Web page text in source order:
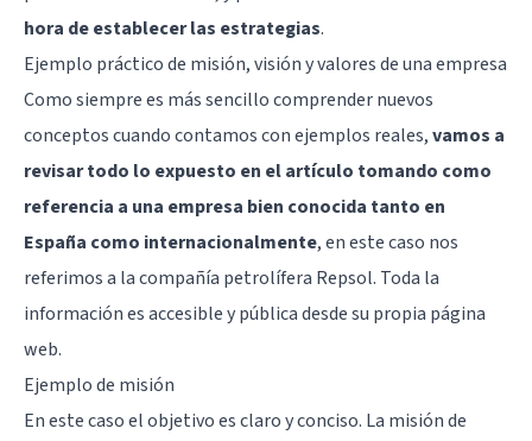
hora de establecer las estrategias.
Ejemplo práctico de misión, visión y valores de una empresa
Como siempre es más sencillo comprender nuevos
conceptos cuando contamos con ejemplos reales,vamos a
revisar todo lo expuesto en el artículo tomando como
referencia a una empresa bien conocida tanto en
España como internacionalmente, en este caso nos
referimos a la compañía petrolífera Repsol. Toda la
información es accesible y pública desde su propia página
web.
Ejemplo de misión
En este caso el objetivo es claro y conciso. La misión de